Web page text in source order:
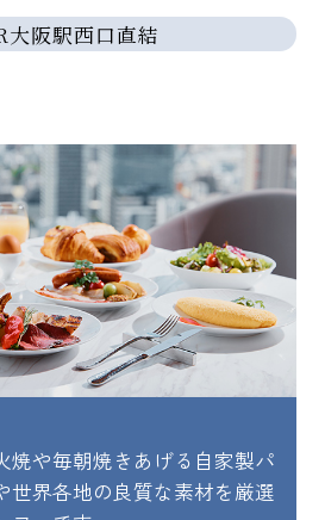
大阪駅西口直結
焼や毎朝焼きあげる自家製パ
世界各地の良質な素材を厳選